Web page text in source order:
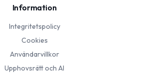
Information
Integritetspolicy
Cookies
Användarvillkor
Upphovsrätt och AI